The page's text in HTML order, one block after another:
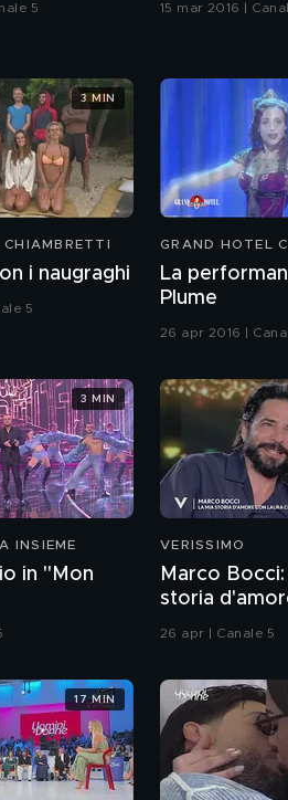
5 15 mar 2016 |
i naugraghi
5
3 MIN
GRAND HOTEL
La
Plume
26 apr 2016 |
INSIEME
in "Mon
3 MIN
VERISSIMO
Marco Bocci:
storia
Chiatti"
26 apr | Canale 5
17 MIN